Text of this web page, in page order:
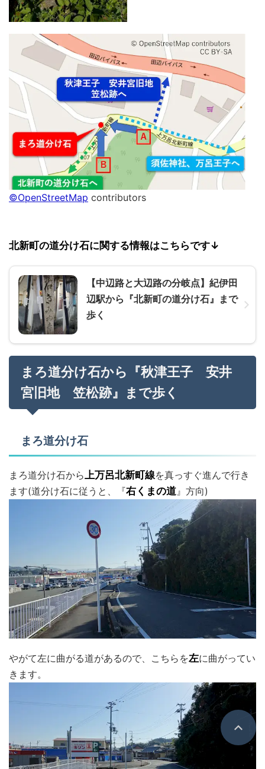
©OpenStreetMap contributors
北新町の道分け石に関する情報はこちらです↓
【中辺路と大辺路の分岐点】紀伊田
辺駅から『北新町の道分け石』まで
歩く
まろ道分け石から『秋津王子 安井
宮旧地 笠松跡』まで歩く
まろ道分け石
まろ道分け石から 上万呂北新町線を真っすぐ進んで行き
ます(道分け石に従うと、『右くまの道 』方向)
やがて左に曲がる道があるので、こちらを左に曲がってい
きます。